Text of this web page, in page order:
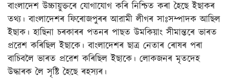
বাংলাদেশ উচ্চায়ুক্তৰে যোগাযোগ কৰি নিশ্চিত কৰা হৈছে ইছাকৰ
তথ্য। বাংলাদেশৰ ফিৰোজপুৰৰ আৱামী লীগৰ সাঃসম্পাদক আছিল
ইছাক। হাছিনা চৰকাৰৰ পতনৰ পাছত উমকিয়াং সীমান্তৰে ভাৰত
প্ৰৱেশ কৰিছিল ইছাকে। বাংলাদেশৰ ছাত্ৰ নেতাৰ ৰোষৰ পৰা
বাচিবলৈ ভাৰত প্ৰৱেশ কৰিছিল ইছাকে। লোকজনৰ মৃতদেহ
উদ্ধাৰক লৈ সৃষ্টি হৈছে ৰহস্যৰ।